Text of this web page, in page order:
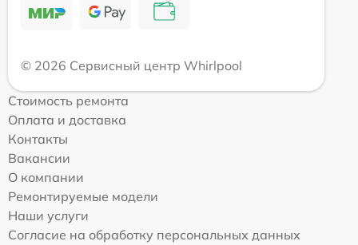
© 2026 Сервисный центр Whirlpool
Стоимость ремонта
Оплата и доставка
Контакты
Вакансии
О компании
Ремонтируемые модели
Наши услуги
Согласие на обработку персональных данных